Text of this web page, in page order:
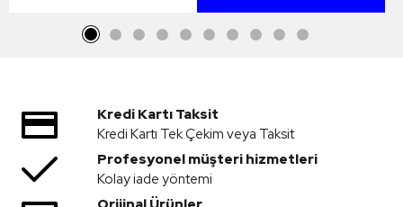
Kredi Kartı Taksit
Kredi Kartı Tek Çekim veya Taksit
Profesyonel müşteri hizmetleri
Kolay iade yöntemi